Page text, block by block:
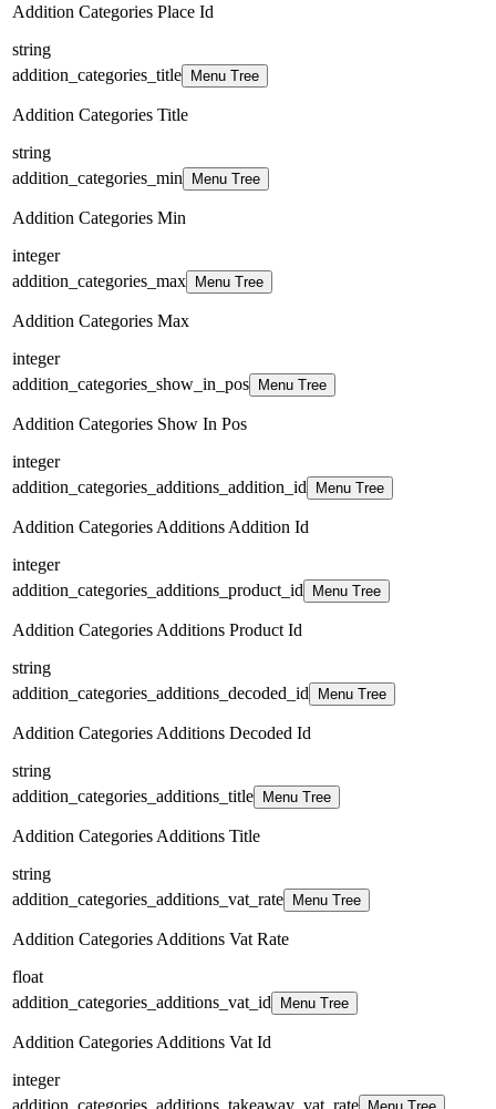
Addition Categories Place Id
string
addition_categories_title
Menu Tree
Addition Categories Title
string
addition_categories_min
Menu Tree
Addition Categories Min
integer
addition_categories_max
Menu Tree
Addition Categories Max
integer
addition_categories_show_in_pos
Menu Tree
Addition Categories Show In Pos
integer
addition_categories_additions_addition_id
Menu Tree
Addition Categories Additions Addition Id
integer
addition_categories_additions_product_id
Menu Tree
Addition Categories Additions Product Id
string
addition_categories_additions_decoded_id
Menu Tree
Addition Categories Additions Decoded Id
string
addition_categories_additions_title
Menu Tree
Addition Categories Additions Title
string
addition_categories_additions_vat_rate
Menu Tree
Addition Categories Additions Vat Rate
float
addition_categories_additions_vat_id
Menu Tree
Addition Categories Additions Vat Id
integer
addition_categories_additions_takeaway_vat_rate